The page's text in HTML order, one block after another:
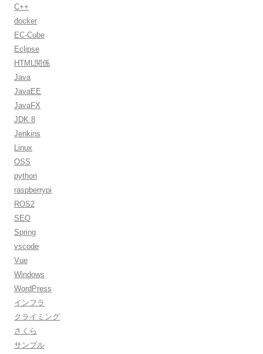
C++
docker
EC-Cube
Eclipse
HTML関係
Java
JavaEE
JavaFX
JDK 8
Jenkins
Linux
OSS
python
raspberrypi
ROS2
SEO
Spring
vscode
Vue
Windows
WordPress
インフラ
クライミング
さくら
サンプル